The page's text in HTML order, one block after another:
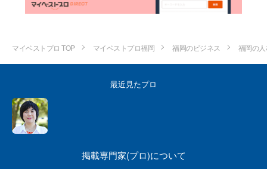
マイベストプロ TOP マイベストプロ福岡 福岡のビジネス 福岡の
最近見たプロ
掲載専門家(プロ)について